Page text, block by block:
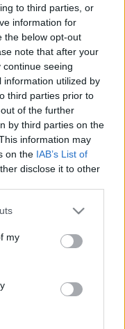
to third parties, or
information for
the below opt-out
note that after your
seeing
information utilized by
third parties prior to
of the further
by third parties on the
information may
on the IAB’s List of
disclose it to other
one or more Google
You may click to
third-party tags to
in below Google
my
teli
műtárgy
sőt egy
a falakon.
hal meg” – állította
César-díjas
Alain Delon. A francia
filmezni,
alkotások fűződnek,
klánja és az Egy